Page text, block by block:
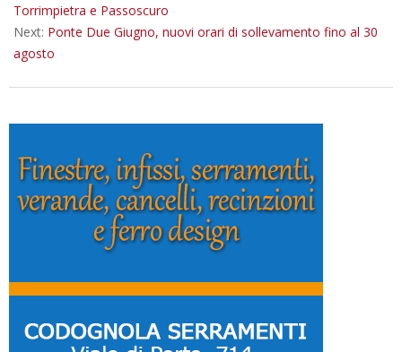
Torrimpietra e Passoscuro
Next: Ponte Due Giugno, nuovi orari di sollevamento fino al 30
agosto